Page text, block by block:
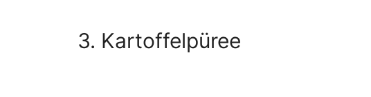
3. Kartoffelpüree